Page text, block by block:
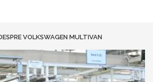
VOLKSWAGEN MULTIVAN